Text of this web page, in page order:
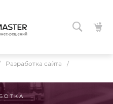
Разработка сайта
/